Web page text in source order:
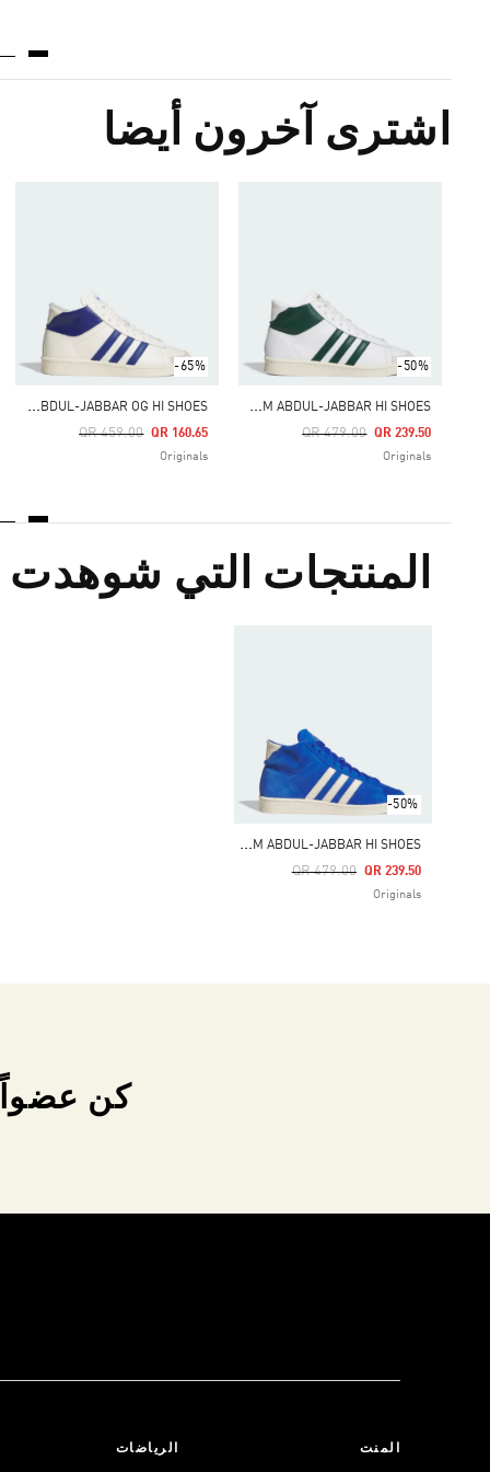
اشترى آخرون أيضا
-50%
K
AREEM ABDUL-JABBAR HI SHOES
Price Reduced From
QR 479.00
To QR 239.50
Originals
-65%
K
AREEM ABDUL-JABBAR OG HI SHOES
Price Reduced From
QR 459.00
To QR 160.65
Originals
المنتجات التي شوهدت
-50%
K
AREEM ABDUL-JABBAR HI SHOES
Price Reduced From
QR 479.00
To QR 239.50
Originals
كن عضواً
المنت الرياضات